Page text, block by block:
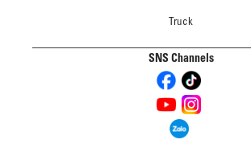
Truck
SNS Channels